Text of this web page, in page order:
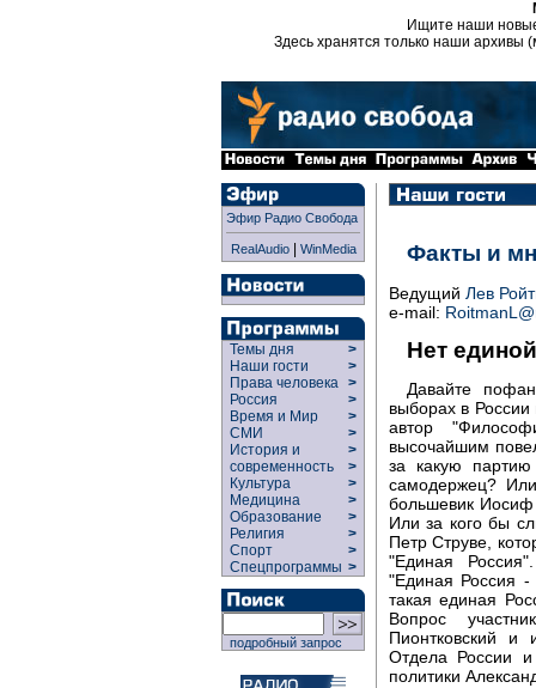
Ищите наши
Здесь хранятся только наши архивы
Эфир Радио Свобода
RealAudio| WinMedia
Темы дня
>
Наши гости
>
Права человека >
Россия
>
Время и Мир
>
СМИ
>
История и
современность
>
>
Культура
>
Медицина
>
Образование
>
Религия
>
Спорт
>
Спецпрограммы >
подробный запрос
Факты и
Ведущий Лев
e-mail:
Нет
Давайте
выборах в
автор
высочайшим
за какую
самодержец?
большевик
Или за кого бы
Петр Струве,
"Единая
"Единая Россия -
такая единая
Вопрос
Пионтковский и
Отдела России
политики